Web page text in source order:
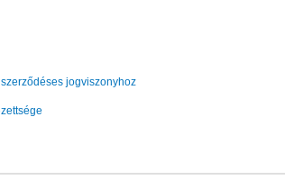
jogviszonyhoz